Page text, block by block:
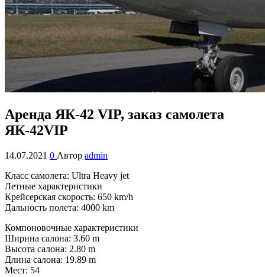
Аренда ЯК-42 VIP, заказ самолета
ЯК-42VIP
14.07.2021 0 Автор admin
Класс самолета: Ultra Heavy jet
Летные характеристики
Крейсерская скорость: 650 km/h
Дальность полета: 4000 km
Компоновочные характеристики
Ширина салона: 3.60 m
Высота салона: 2.80 m
Длина салона: 19.89 m
Мест: 54